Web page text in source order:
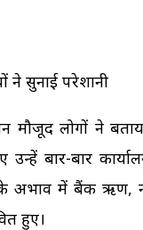
ने सुनाई परेशानी
मौजूद लोगों ने
उन्हें बार-बार
के अभाव में बैंक ऋण,
हुए।